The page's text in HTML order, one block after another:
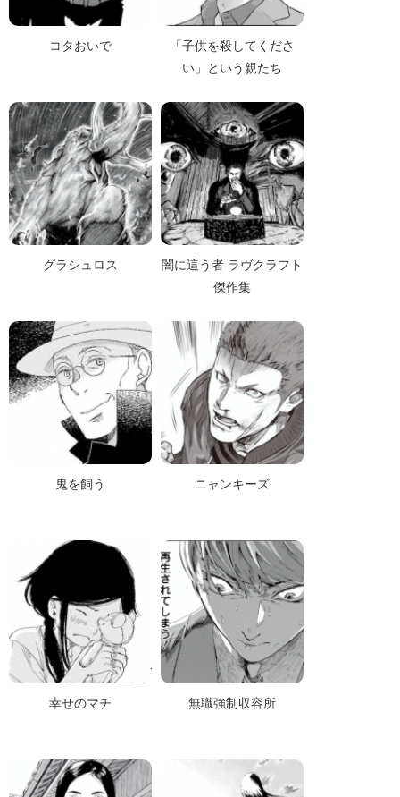
コタおいで
「子供を殺してくださ
い」という親たち
グラシュロス
闇に這う者 ラヴクラフト
傑作集
鬼を飼う ニャンキーズ
幸せのマチ 無職強制収容所